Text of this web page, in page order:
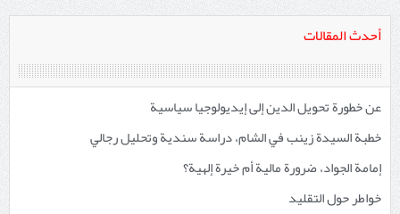
أحدث المقالات
عن خطورة تحويل الدين إلى إيديولوجيا سياسية
خطبة السيدة زينب في الشام، دراسة سندية وتحليل رجالي
إمامة الجواد، ضرورة مالية أم خيرة إلهية؟
خواطر حول التقليد